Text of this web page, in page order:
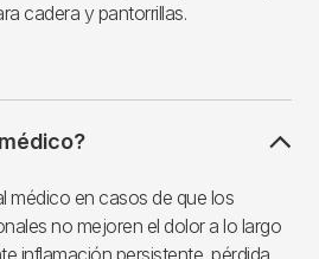
cadera y pantorrillas.
médico en casos de que los
no mejoren el dolor a lo largo